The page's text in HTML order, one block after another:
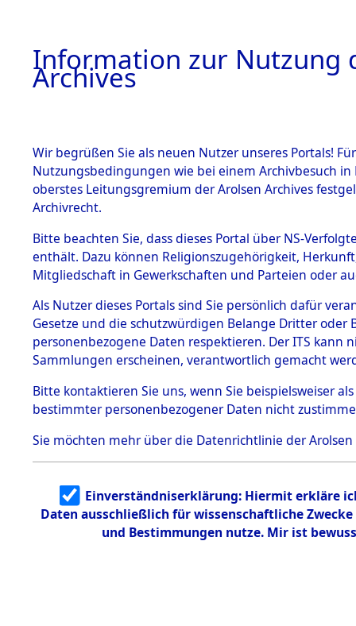
BESTÄNDE
1.
mente
5. Verschiedenes
5.3
Todesmärsche
5.3.1 Alliierte
Erhebungen
zu
Todesmärsch
en
5.3.2
Identifizierun
g
5.3.3
Todesmärsch
Aktion
→0140
Information zur Nutzung
Archives
Wir begrüßen Sie als neuen Nutzer unseres Portals!
Nutzungsbedingungen wie bei einem Archivbesuch
oberstes Leitungsgremium der Arolsen Archives
Archivrecht.
Bitte beachten Sie, dass dieses Portal über NS-
enthält. Dazu können Religionszugehörigkeit,
Mitgliedschaft in Gewerkschaften und Parteien oder
Als Nutzer dieses Portals sind Sie persönlich dafür
Gesetze und die schutzwürdigen Belange Dritter
personenbezogene Daten respektieren. Der ITS
Sammlungen erscheinen, verantwortlich gemacht
Bitte kontaktieren Sie uns, wenn Sie beispielsweiser
bestimmter personenbezogener Daten nicht
Sie möchten mehr über die Datenrichtlinie der Arolsen
Einverständniserklärung: Hiermit erkläre
Daten ausschließlich für wissenschaftliche
und Bestimmungen nutze. Mir ist